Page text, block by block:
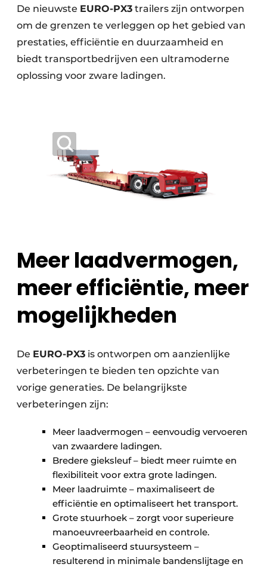
De nieuwste EURO-PX3 trailers zijn ontworpen
om de grenzen te verleggen op het gebied van
prestaties, efficiëntie en duurzaamheid en
biedt transportbedrijven een ultramoderne
oplossing voor zware ladingen.
Meer laadvermogen,
meer efficiëntie, meer
mogelijkheden
De EURO-PX3 is ontworpen om aanzienlijke
verbeteringen te bieden ten opzichte van
vorige generaties. De belangrijkste
verbeteringen zijn:
Meer laadvermogen – eenvoudig vervoeren
van zwaardere ladingen.
Bredere gieksleuf – biedt meer ruimte en
flexibiliteit voor extra grote ladingen.
Meer laadruimte – maximaliseert de
efficiëntie en optimaliseert het transport.
Grote stuurhoek – zorgt voor superieure
manoeuvreerbaarheid en controle.
Geoptimaliseerd stuursysteem –
resulterend in minimale bandenslijtage en